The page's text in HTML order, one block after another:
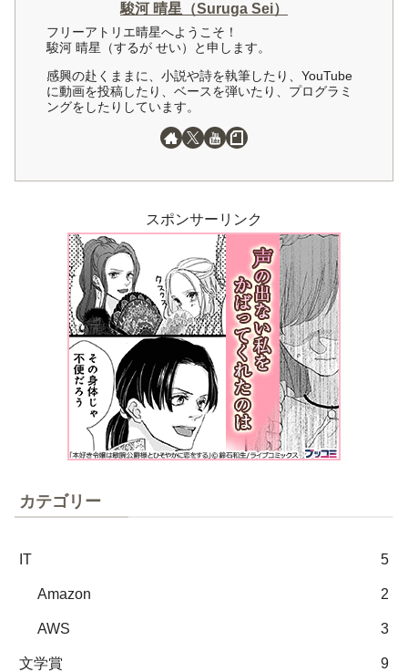
駿河 晴星（Suruga Sei）
フリーアトリエ晴星へようこそ！
駿河 晴星（するが せい）と申します。
感興の赴くままに、小説や詩を執筆したり、YouTube
に動画を投稿したり、ベースを弾いたり、プログラミ
ングをしたりしています。
スポンサーリンク
カテゴリー
IT 5
Amazon 2
AWS 3
文学賞 9